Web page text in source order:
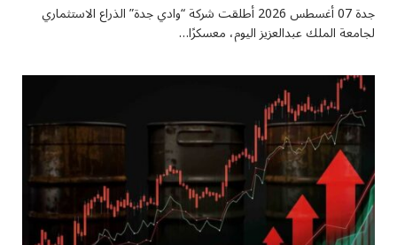
جدة 07 أغسطس 2026 أطلقت شركة “وادي جدة” الذراع الاستثماري
لجامعة الملك عبدالعزيز اليوم، معسكرًا…